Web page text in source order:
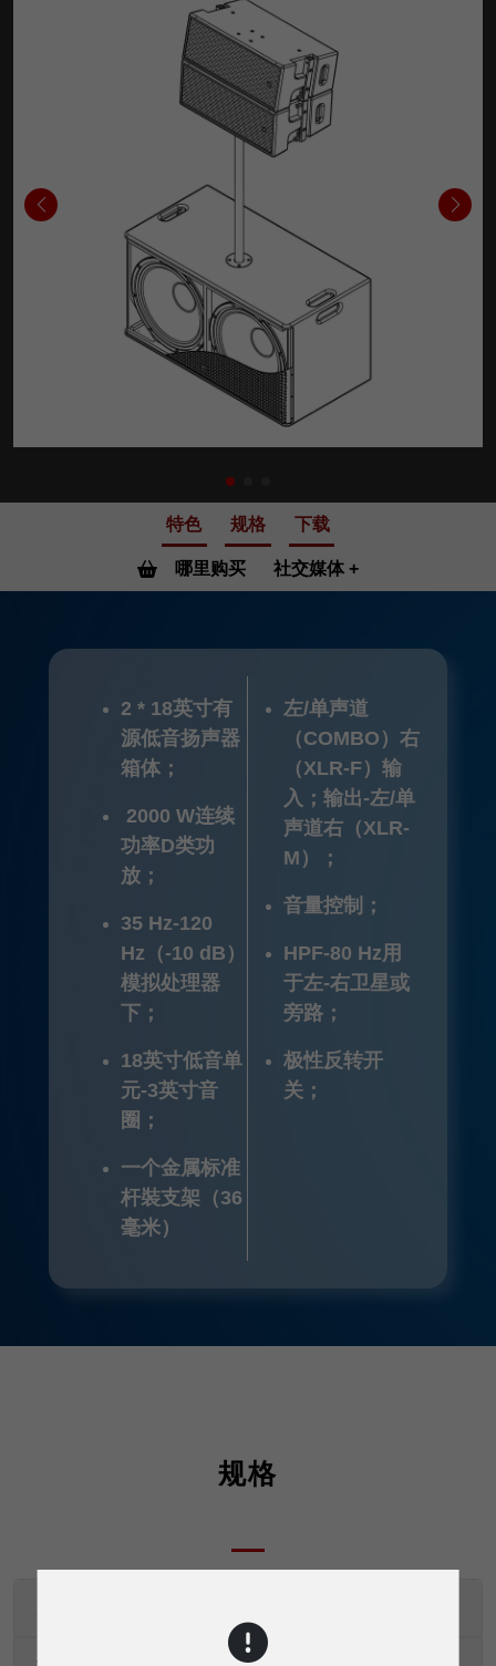
特色 规格 下载
哪里购买 社交媒体
2 * 18英寸有
源低音扬声器
箱体；
2000 W连续
功率D类功
放；
35 Hz-120
Hz（-10 dB）
模拟处理器
下；
18英寸低音单
元-3英寸音
圈；
一个金属标准
杆裝支架（36
毫米）
左/单声道
（COMBO）右
（XLR-F）输
入；输出-左/单
声道右（XLR-
M）；
音量控制；
HPF-80 Hz用
于左-右卫星或
旁路；
极性反转开
关；
规格